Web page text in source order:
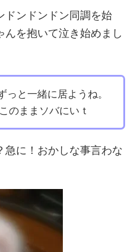
ドンドンドン同調を始
を抱いて泣き始めまし
っと一緒に居ようね。
のままソバにいｔ
急に！おかしな事言わな